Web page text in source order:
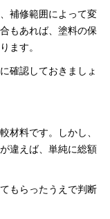
補修範囲によって変
もあれば、塗料の保
ます。
確認しておきましょ
材料です。しかし、
違えば、単純に総額
もらったうえで判断